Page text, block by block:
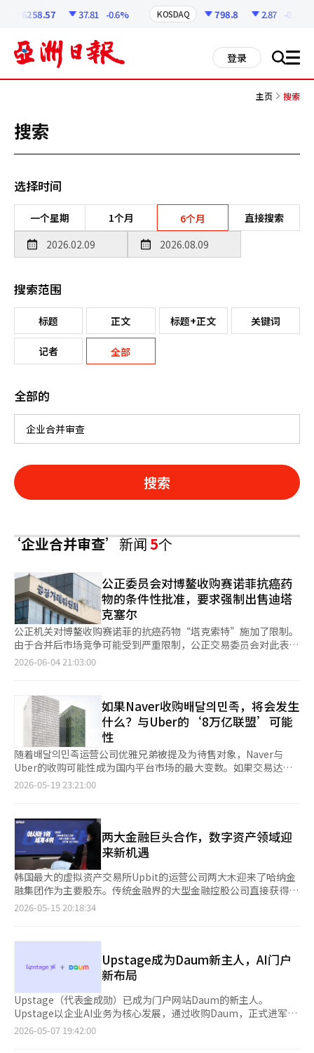
6258.57 37.81 -0.6% KOSDAQ 798.8 2.87 -0.36%
登录 搜 all
主页 搜索
搜索
选择时间
一个星期 1个月 6个月 直接搜索
搜索范围
标题 正文 标题+正文 关键词
记者 全部
全部的
搜索
‘企业合并审查’新闻5个
公正委员会对博鳌收购赛诺菲抗癌药
物的条件性批准，要求强制出售迪塔
克塞尔
公正机关对博鳌收购赛诺菲的抗癌药物“塔克索特”施加了限制。
由于合并后市场竞争可能受到严重限制，公正交易委员会对此表示
担忧。 公正交易委员会在4日表示，经过对博鳌从赛诺菲收购塔克
于乳腺癌治疗，在国内市场的份额为赛诺菲64.7%、博鳌13.8%、
东亚ST 6.9%。博鳌在去年10月与赛诺菲签署了收购塔克索特的国
内外版权及相关许可的合同，并向公正交易委员会申报了企业合
并。 问题在于，企业合并可能引发垄断担忧。在国内迪塔克塞尔
抗癌药物市场，博鳌的市场份额为13.8%，位列第二，而赛诺菲则
以64.7%的市场份额位居第一。公正交易委员会分析认为，若两者
合并，博鳌的市场份额将合计达到78.5%，从而获得压倒性的第一
地位。 此外，合并可能导致产品质量下降或相关竞争动机减弱。
的公司，曾与第一产品展开质量竞争，但收购后可能会减少这种竞
争动机。 因此，公正交易委员会对企业合并进行了条件性批准，
并命令博鳌出售迪塔克塞尔业务。 具体而言，作为资产出售措
施，博鳌需在6个月内将迪塔克塞尔相关资产出售给第三方制药公
司，以维持市场上有效竞争者的数量。 此外，为了确保迪塔克塞
尔的竞争能力不受削弱，公正交易委员会还禁止博鳌在出售前停止
生产和供应迪塔克塞尔，并引导交易转向塔克索特。 在出售后，
若收购企业提出要求，博鳌需在一定期限内提供迪塔克塞尔成品和
得迪塔克塞尔成分的原研抗癌药物在国内直接制造和销售，从而为
乳腺癌等治疗提供稳定的药品供应基础。同时，我们将密切监视限
制竞争的企业合并，以积极防止垄断加剧及由此带来的消费者损
害。”※ 本报道经人工智能（AI）系统翻译与编辑。
2026-06-04 21:03:00
如果Naver收购배달의민족，将会发生
什么？与Uber的‘8万亿联盟’可能
性
随着배달의민족运营公司优雅兄弟被提及为待售对象，Naver与
Uber的收购可能性成为国内平台市场的最大变数。如果交易达
成，将不仅仅是配送应用的所有权变更，而是搜索、支付、会员、
竞争力，正在考虑多种方案，但目前尚无具体决定。”Naver还表
示，将在具体内容确定后或一个月内重新公示相关信息。路透社也
报道，Naver确实收到了关于배민出售的投资说明书，但并没有最
终决定的立场。 目前市场上讨论的情景是Uber与Naver的联合
体。部分报道指出，Uber与Naver以8:2的股权结构提出了最大
800亿韩元的收购意向。然而，这只是通过投资银行（IB）行业和
部分媒体报道得出的观察，Naver明确表示没有正式确定的事项。
此次收购传闻受到关注的原因在于Uber近期的举动。Uber将其在
此外，Uber还拥有进一步获得5.6%股份的选择权。然而，Uber表
示，目前没有计划扩大至30%以上以触发公开收购义务或获取管理
权。 如果Uber对배민感兴趣，核心在于全球配送业务的重组。
Uber是一个同时运营车辆召唤和食品配送的全球平台。 在韩国市
场获得배민后，Uber可以迅速增强其在亚洲主要市场的食品配送
业务。韩国的配送应用使用率高，食品配送已成为日常消费基础设
施。在Uber看来，배민不仅是一个本地平台，更是拥有高密度城
市配送运营经验和商店网络的战略资产。 Naver的协同效应更为广
2026-05-19 23:21:00
两大金融巨头合作，数字资产领域迎
来新机遇
韩国最大的虚拟资产交易所Upbit的运营公司两大木迎来了哈纳金
融集团作为主要股东。传统金融界的大型金融控股公司直接获得两
大木的股份，使得两大木在虚拟资产交易所的基础上，能够扩展为
4000股，6.55%的股份。此次交易完成后，哈纳银行将成为两大
木的第四大股东，继宋致亨两大木董事长、金亨年副会长和我们技
术投资之后。卡카오投资的持股比例将从原来的10.58%降至约
最大规模。过去，银行与虚拟资产交易所的关系仅限于实名账户的
发放等有限的合作，而此次大型金融控股公司直接参与成为两大木
的主要股东，意义非凡。 对两大木而言，这在治理结构和业务扩
展方面都具有重要意义。金融监管机构一直在加强对虚拟资产经营
2026-05-15 20:18:34
Upstage成为Daum新主人，AI门户
新布局
Upstage（代表金成勋）已成为门户网站Daum的新主人。
Upstage以企业AI业务为核心发展，通过收购Daum，正式进军面
向普通用户的AI门户市场。Upstage于7日宣布，已完成对Kakao
2026-05-07 19:42:00